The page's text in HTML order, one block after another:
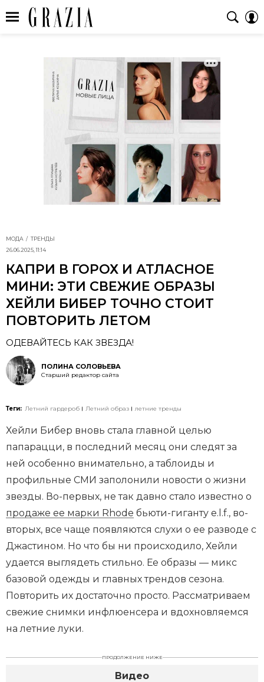
МОДА
ТРЕНДЫ
26.06.2025, 11:14
КАПРИ В ГОРОХ И АТЛАСНОЕ
МИНИ: ЭТИ СВЕЖИЕ ОБРАЗЫ
ХЕЙЛИ БИБЕР ТОЧНО СТОИТ
ПОВТОРИТЬ ЛЕТОМ
ОДЕВАЙТЕСЬ КАК ЗВЕЗДА!
ПОЛИНА СОЛОВЬЕВА
Старший редактор сайта
Теги: Летний гардероб Летний образ летние тренды
Хейли Бибер вновь стала главной целью
папарацци, в последний месяц они следят за
ней особенно внимательно, а таблоиды и
профильные СМИ заполонили новости о жизни
звезды. Во-первых, не так давно стало известно о
продаже ее марки Rhode бьюти-гиганту e.l.f., во-
вторых, все чаще появляются слухи о ее разводе с
Джастином. Но что бы ни происходило, Хейли
удается выглядеть стильно. Ее образы — микс
базовой одежды и главных трендов сезона.
Повторить их достаточно просто. Рассматриваем
свежие снимки инфлюенсера и вдохновляемся
на летние луки.
ПРОДОЛЖЕНИЕ НИЖЕ
Видео